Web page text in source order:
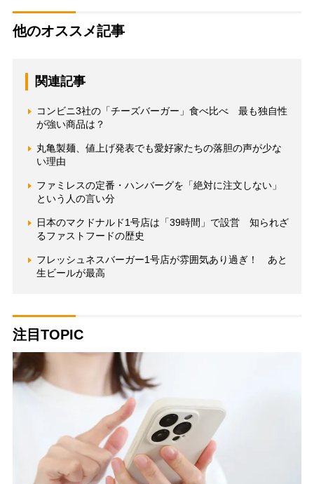
他のオススメ記事
関連記事
コンビニ3社の「チーズバーガー」食べ比べ 最も独自性
が強い商品は？
丸亀製麺、値上げ発表でも愛好家たちの落胆の声が少な
い理由
ファミレスの定番・ハンバーグを「絶対に注文しない」
という人の言い分
日本のマクドナルド1号店は「39時間」で設営 知られざ
るファストフードの歴史
フレッシュネスバーガー1号店が雰囲気あり過ぎ！ あと
生ビールが最高
注目TOPIC